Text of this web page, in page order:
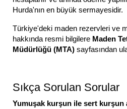
Hurda'nın en büyük sermayesidir.
Türkiye'deki maden rezervleri ve
hakkında resmi bilgilere Maden
Müdürlüğü (MTA) sayfasından
Sıkça Sorulan Sorular
Yumuşak kurşun ile sert kurşun